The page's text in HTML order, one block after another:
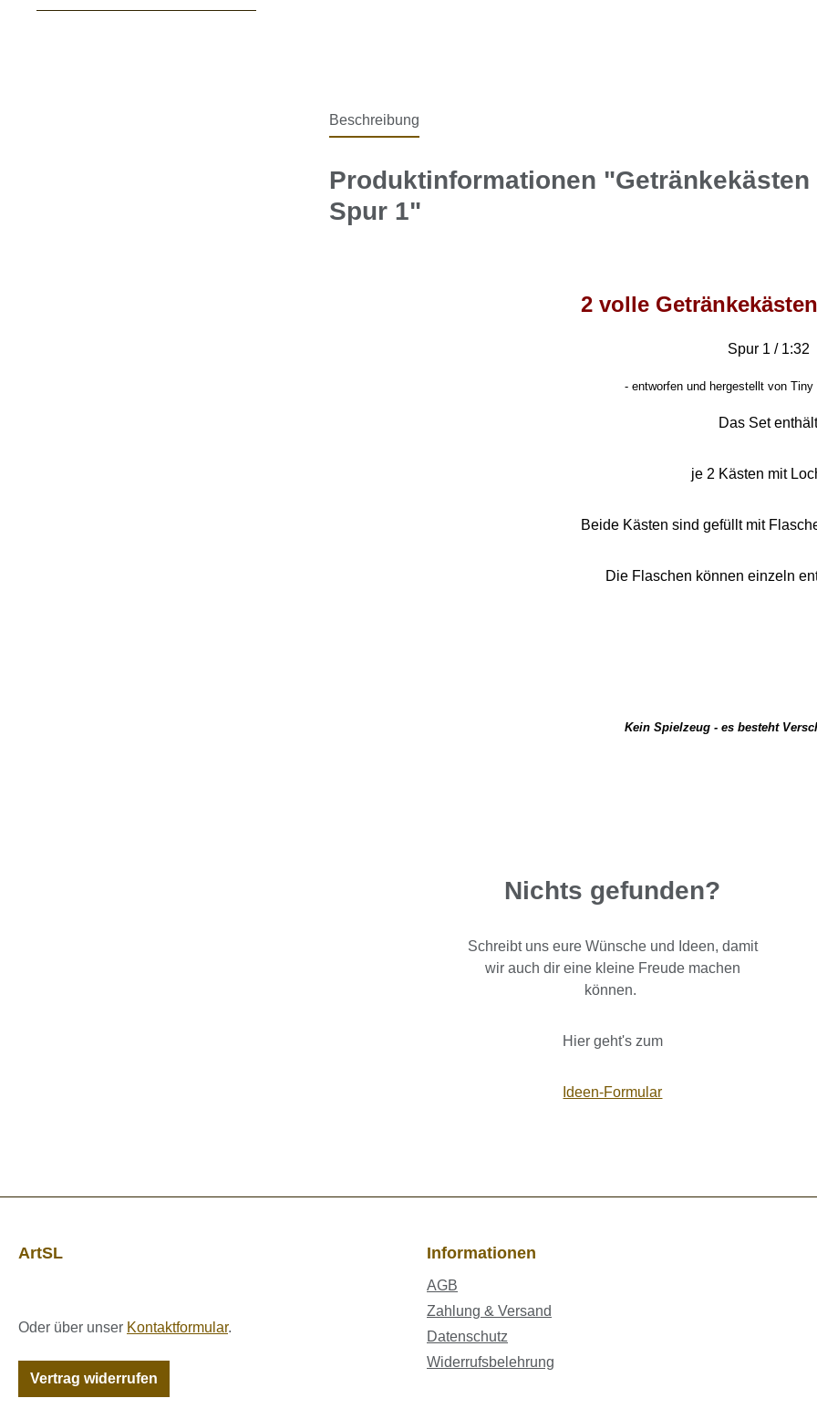
Beschreibung
Produktinformationen
Spur 1"
2 volle
Spur 1 / 1:32
- entworfen und hergestellt von Tiny
Das Set enthält
je 2 Kästen mit
Beide Kästen sind gefüllt mit
Die Flaschen können einzeln
Kein Spielzeug - es besteht
Nichts gefunden?
Schreibt uns eure Wünsche und Ideen, damit
wir auch dir eine kleine Freude machen
können.
Hier geht's zum
Ideen-Formular
ArtSL
Oder über unser Kontaktformular.
Vertrag widerrufen
Informationen
AGB
Zahlung & Versand
Datenschutz
Widerrufsbelehrung